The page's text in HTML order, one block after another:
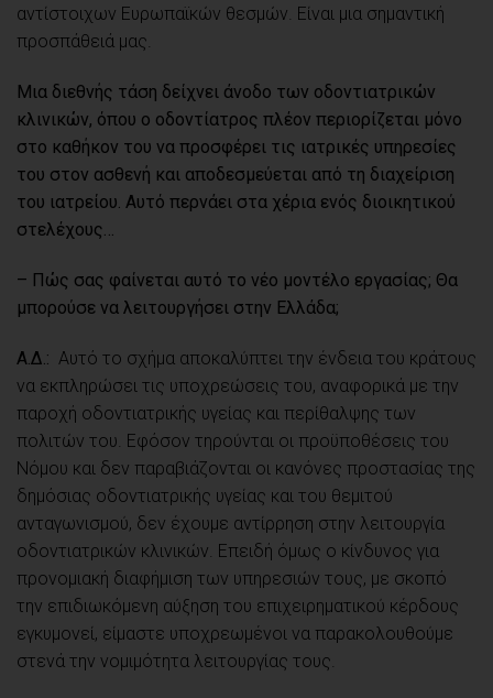
αντίστοιχων Ευρωπαϊκών θεσμών. Είναι μια σημαντική
προσπάθειά μας.
Μια διεθνής τάση δείχνει άνοδο των οδοντιατρικών
κλινικών, όπου ο οδοντίατρος πλέον περιορίζεται μόνο
στο καθήκον του να προσφέρει τις ιατρικές υπηρεσίες
του στον ασθενή και αποδεσμεύεται από τη διαχείριση
του ιατρείου. Αυτό περνάει στα χέρια ενός διοικητικού
στελέχους…
– Πώς σας φαίνεται αυτό το νέο μοντέλο εργασίας; Θα
μπορούσε να λειτουργήσει στην Ελλάδα;
Α.Δ.: Αυτό το σχήμα αποκαλύπτει την ένδεια του κράτους
να εκπληρώσει τις υποχρεώσεις του, αναφορικά με την
παροχή οδοντιατρικής υγείας και περίθαλψης των
πολιτών του. Εφόσον τηρούνται οι προϋποθέσεις του
Νόμου και δεν παραβιάζονται οι κανόνες προστασίας της
δημόσιας οδοντιατρικής υγείας και του θεμιτού
ανταγωνισμού, δεν έχουμε αντίρρηση στην λειτουργία
οδοντιατρικών κλινικών. Επειδή όμως ο κίνδυνος για
προνομιακή διαφήμιση των υπηρεσιών τους, με σκοπό
την επιδιωκόμενη αύξηση του επιχειρηματικού κέρδους
εγκυμονεί, είμαστε υποχρεωμένοι να παρακολουθούμε
στενά την νομιμότητα λειτουργίας τους.